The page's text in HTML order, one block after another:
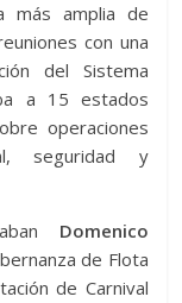
más amplia de
con una
del Sistema
a 15 estados
operaciones
seguridad y
Domenico
de Flota
de Carnival